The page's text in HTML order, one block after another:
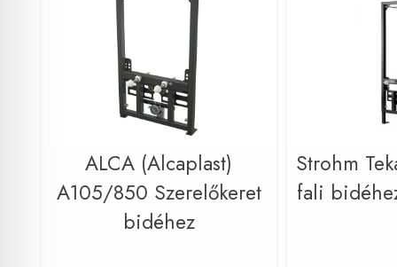
ALCA (Alcaplast)
A105/850 Szerelőkeret
bidéhez
Strohm
fali